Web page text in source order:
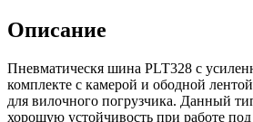
Описание
Пневматическя шина PLT328 с
комплекте с камерой и ободной
для вилочного погрузчика. Данный
хорошую устойчивость при работе